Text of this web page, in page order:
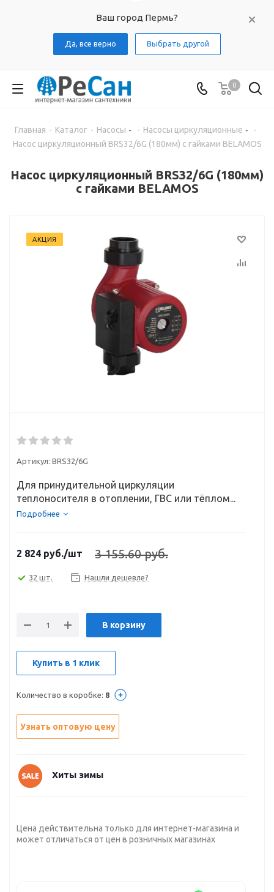
Ваш город Пермь?
Да, все верно Выбрать другой
0
Главная - Каталог - Насосы - Насосы циркуляционные
-
Насос циркуляционный BRS32/6G (180мм) с гайками BELAMOS
Насос циркуляционный BRS32/6G (180мм)
с гайками BELAMOS
АКЦИЯ
Артикул: BRS32/6G
Для принудительной циркуляции
теплоносителя в отоплении, ГВС или тёплом...
Подробнее
2 824 руб./шт 3 155.60 руб.
32 шт. Нашли дешевле?
В корзину
Купить в 1 клик
Количество в коробке: 8
Узнать оптовую цену
Хиты зимы
Цена действительна только для интернет-магазина и
может отличаться от цен в розничных магазинах